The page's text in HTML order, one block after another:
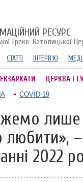
РЕСУРС
Греко-Католицької
СТАТТІ ІНТЕРВ'Ю
ЦЕРКВА І
COVID-19
лише
2022